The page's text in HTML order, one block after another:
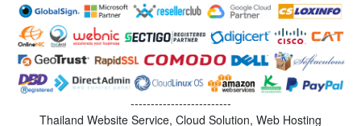
-------------------------
Thailand Website Service, Cloud Solution, Web Hosting